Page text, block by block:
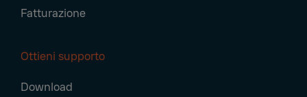
Fatturazione
Ottieni supporto
Download